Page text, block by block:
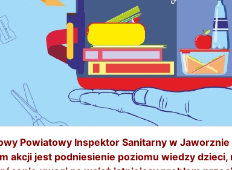
Powiatowy Inspektor Sanitarny w Jaworznie
akcji jest podniesienie poziomu wiedzy